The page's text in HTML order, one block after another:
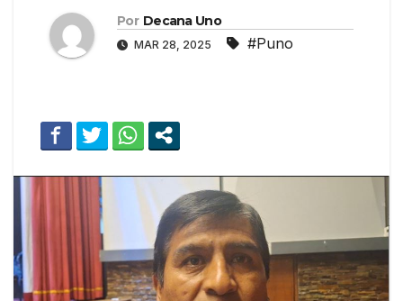
Por Decana Uno
MAR 28, 2025 #Puno